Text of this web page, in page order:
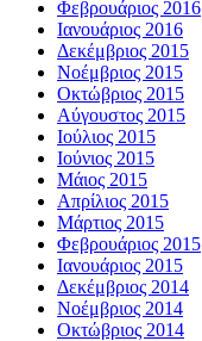
Φεβρουάριος 2016
Ιανουάριος 2016
Δεκέμβριος 2015
Νοέμβριος 2015
Οκτώβριος 2015
Αύγουστος 2015
Ιούλιος 2015
Ιούνιος 2015
Μάιος 2015
Απρίλιος 2015
Μάρτιος 2015
Φεβρουάριος 2015
Ιανουάριος 2015
Δεκέμβριος 2014
Νοέμβριος 2014
Οκτώβριος 2014